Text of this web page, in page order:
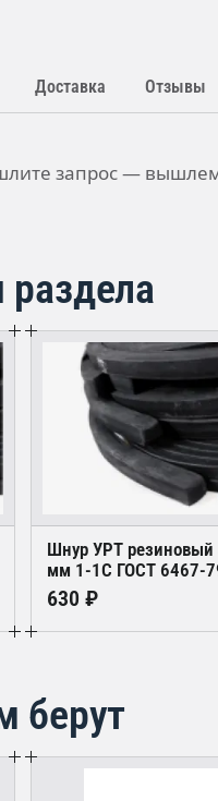
Доставка Отзывы
запрос —
Шнур УРТ
мм 1-1С ГОСТ 6467-
630 ₽
берут